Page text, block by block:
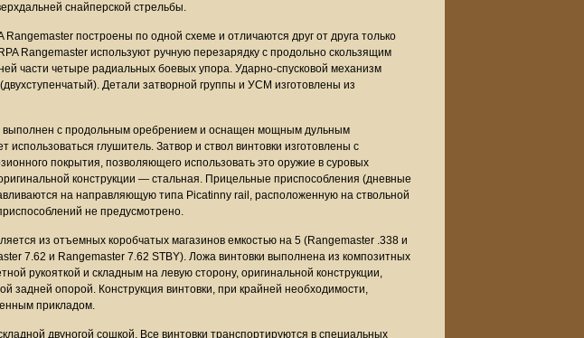
снайперской стрельбы.
Rangemaster построены по одной схеме и отличаются друг от друга только
Rangemaster используют ручную перезарядку с продольно скользящим
части четыре радиальных боевых упора. Ударно-спусковой механизм
Детали затворной группы и УСМ изготовлены из
выполнен с продольным оребрением и оснащен мощным дульным
глушитель. Затвор и ствол винтовки изготовлены с
покрытия, позволяющего использовать это оружие в суровых
конструкции — стальная. Прицельные приспособления (дневные
на направляющую типа Picatinny rail, расположенную на ствольной
не предусмотрено.
из отъемных коробчатых магазинов емкостью на 5 (Rangemaster .338 и
7.62 и Rangemaster 7.62 STBY). Ложа винтовки выполнена из композитных
рукояткой и складным на левую сторону, оригинальной конструкции,
задней опорой. Конструкция винтовки, при крайней необходимости,
прикладом.
двуногой сошкой. Все винтовки транспортируются в специальных